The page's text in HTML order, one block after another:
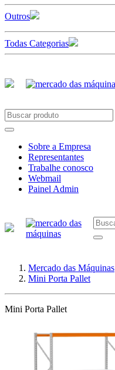
Outros
Todas Categorias
Sobre a Empresa
Representantes
Trabalhe conosco
Webmail
Painel Admin
Mercado das Máquinas
Mini Porta Pallet
Mini Porta Pallet